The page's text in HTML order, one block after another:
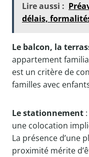
Lire aussi :
délais,
Le balcon, la
appartement
est un critère de
familles avec
Le stationnement
une colocation
La présence d’une
proximité mérite